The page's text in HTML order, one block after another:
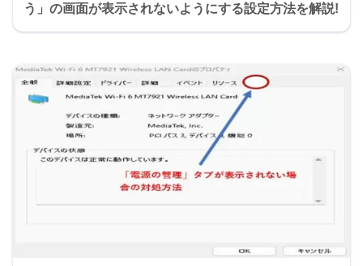
う」の画面が表示されないようにする設定方法を解説!